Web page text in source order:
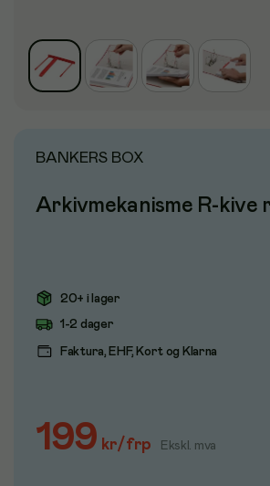
BANKERS BOX
Arkivmekanisme R-kive
20+ i lager
1-2 dager
Faktura, EHF, Kort og Klarna
199 kr/frp Ekskl. mva